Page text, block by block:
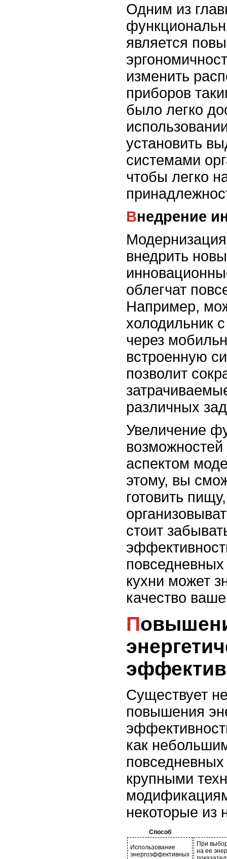
Одним из
является
изменить
приборов
было легко
установить
системами
чтобы легко
Внедрение
внедрить
облегчат
Например,
холодильник
через
встроенную
позволит
различных
Увеличение
аспектом
этому, вы
готовить
стоит
кухни может
качество
Повышение
Существует
повышения
как
крупными
некоторые из
Способ
Использование
энергоэффективных
При
на ее